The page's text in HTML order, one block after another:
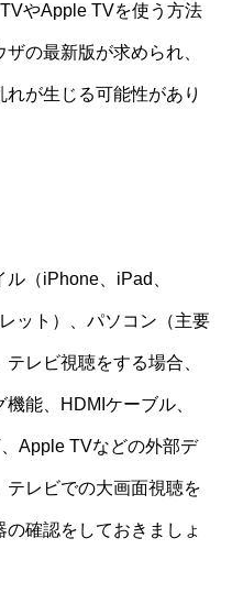
やApple TVを使う方法
の最新版が求められ、
が生じる可能性があり
（iPhone、iPad、
ット）、パソコン（主要
レビ視聴をする場合、
能、HDMIケーブル、
Apple TVなどの外部デ
レビでの大画面視聴を
確認をしておきましょ